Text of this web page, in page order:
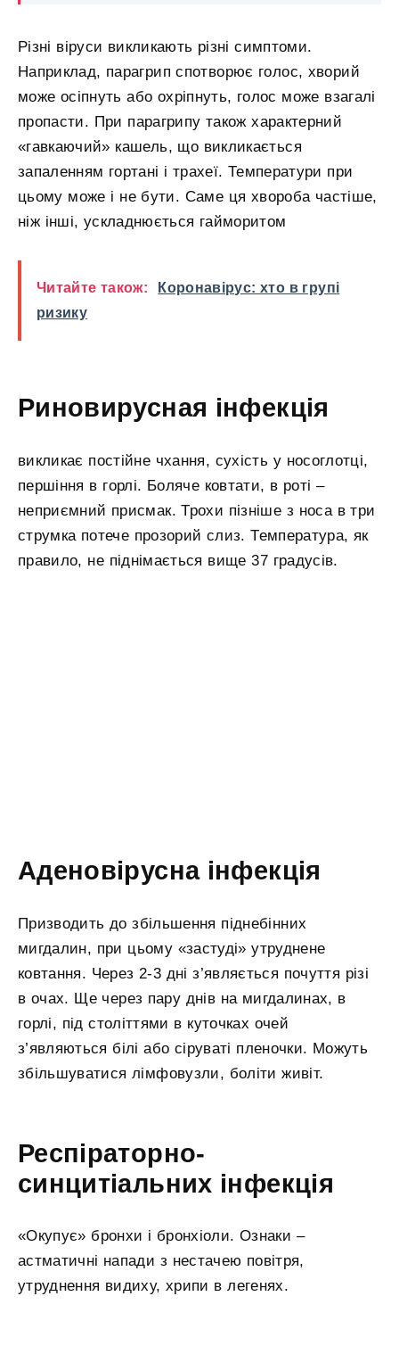
Різні віруси викликають різні симптоми.
Наприклад, парагрип спотворює голос, хворий
може осіпнуть або охріпнуть, голос може взагалі
пропасти. При парагрипу також характерний
«гавкаючий» кашель, що викликається
запаленням гортані і трахеї. Температури при
цьому може і не бути. Саме ця хвороба частіше,
ніж інші, ускладнюється гайморитом
Читайте також:
Коронавірус: хто в групі
ризику
Риновирусная інфекція
викликає постійне чхання, сухість у носоглотці,
першіння в горлі. Боляче ковтати, в роті –
неприємний присмак. Трохи пізніше з носа в три
струмка потече прозорий слиз. Температура, як
правило, не піднімається вище 37 градусів.
Аденовірусна інфекція
Призводить до збільшення піднебінних
мигдалин, при цьому «застуді» утруднене
ковтання. Через 2-3 дні з’являється почуття різі
в очах. Ще через пару днів на мигдалинах, в
горлі, під століттями в куточках очей
з’являються білі або сіруваті пленочки. Можуть
збільшуватися лімфовузли, боліти живіт.
Респіраторно-
синцитіальних інфекція
«Окупує» бронхи і бронхіоли. Ознаки –
астматичні напади з нестачею повітря,
утруднення видиху, хрипи в легенях.